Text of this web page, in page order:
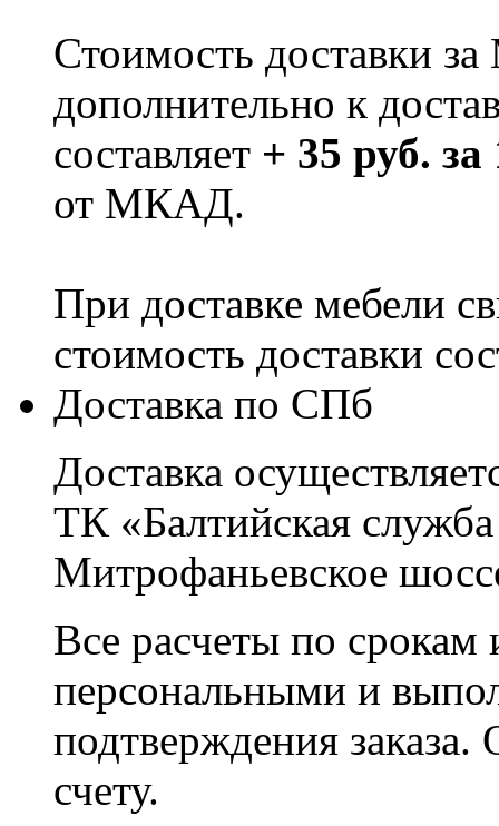
Стоимость доставки
дополнительно к
составляет + 35 руб.
от МКАД.
При доставке мебели
стоимость доставки
Доставка по СПб
Доставка
ТК «Балтийская
Митрофаньевское
Все расчеты по срокам
персональными и
подтверждения заказа.
счету.